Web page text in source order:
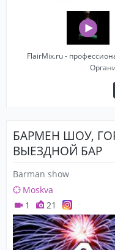
FlairMix.ru -
БАРМЕН ШОУ,
ВЫЕЗДНОЙ БАР
Barman show
Moskva
1
21